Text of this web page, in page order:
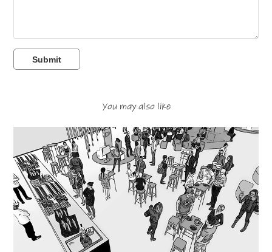
Submit
You may also like